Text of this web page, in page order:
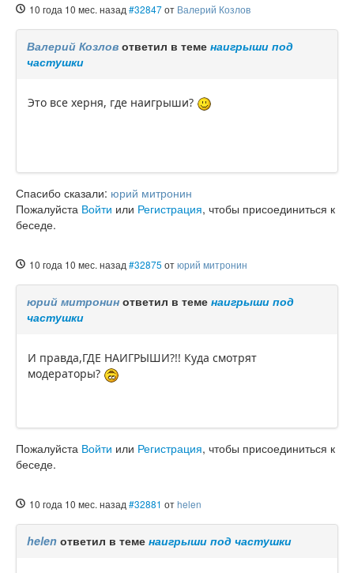
10 года 10 мес. назад #32847от Валерий Козлов
Валерий Козлов ответил в теме наигрыши под
частушки
Это все херня, где наигрыши?
Спасибо сказали: юрий митронин
Пожалуйста Войти или Регистрация, чтобы присоединиться к
беседе.
10 года 10 мес. назад #32875 отюрий митронин
юрий митронин ответил в теме наигрыши под
частушки
И правда,ГДЕ НАИГРЫШИ?!! Куда смотрят
модераторы?
Пожалуйста Войти или Регистрация, чтобы присоединиться к
беседе.
10 года 10 мес. назад #32881 отhelen
helen ответил в теме наигрыши под частушки